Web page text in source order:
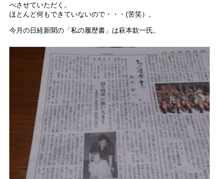
べさせていただく。
ほとんど何もできていないので・・・(苦笑）。
今月の日経新聞の「私の履歴書」は萩本欽一氏。